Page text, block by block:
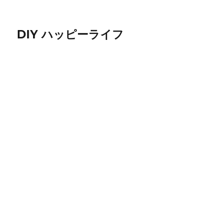
DIY ハッピーライフ